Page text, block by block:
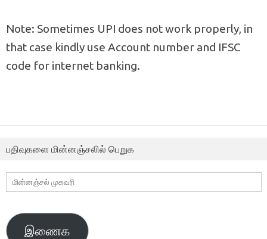
Note: Sometimes UPI does not work properly, in
that case kindly use Account number and IFSC
code for internet banking.
பதிவுகளை மின்னஞ்சலில் பெறுக
மின்னஞ்சல்
முகவரி
இணைக